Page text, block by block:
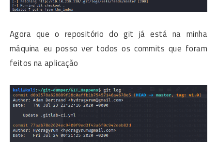
Agora que o repositório do git já está na minha
máquina eu posso ver todos os commits que foram
feitos na aplicação